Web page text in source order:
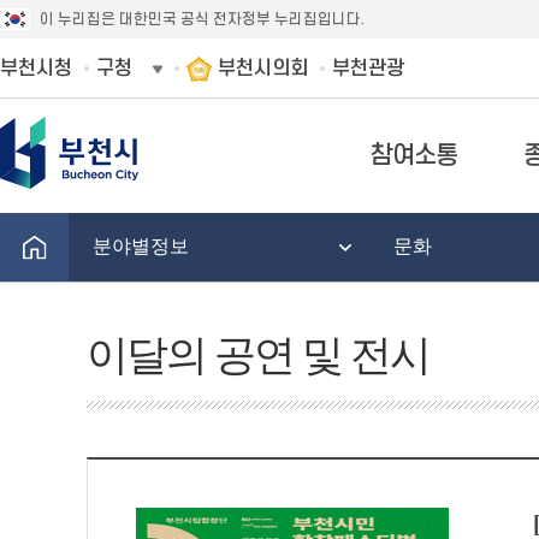
이 누리집은 대한민국 공식 전자정부 누리집입니다.
부천시청 구청 부천시의회 부천관광
참여소통
분야별정보 문화
이달의 공연 및 전시